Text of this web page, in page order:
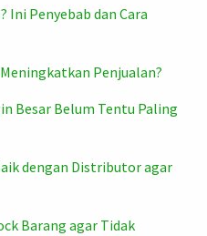
Ini Penyebab dan Cara
Penjualan?
Besar Belum Tentu Paling
dengan Distributor agar
Barang agar Tidak